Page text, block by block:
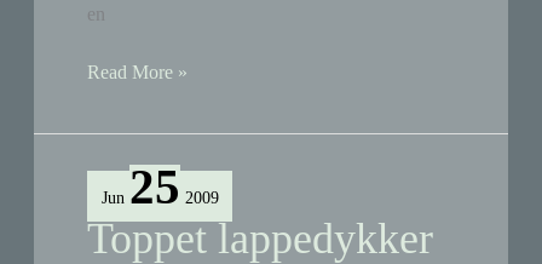
en
Arbejdsdag
8
Read More »
Jun 25 2009
Toppet lappedykker